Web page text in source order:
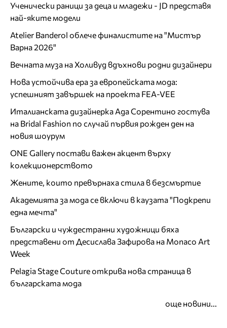
Ученически раници за деца и младежи - JD представя
най-яките модели
Atelier Banderol облече финалистите на "Мистър
Варна 2026"
Вечната муза на Холивуд вдъхнови родни дизайнери
Нова устойчива ера за европейската мода:
успешният завършек на проекта FEA-VEE
Италианската дизайнерка Ада Сорентино гостува
на Bridal Fashion по случай първия рожден ден на
новия шоурум
ONE Gallery постави важен акцент върху
колекционерството
Жените, които превърнаха стила в безсмъртие
Академията за мода се включи в каузата "Подкрепи
една мечта"
Български и чуждестранни художници бяха
представени от Десислава Зафирова на Monaco Art
Week
Pelagia Stage Couture открива нова страница в
българската мода
още новини...